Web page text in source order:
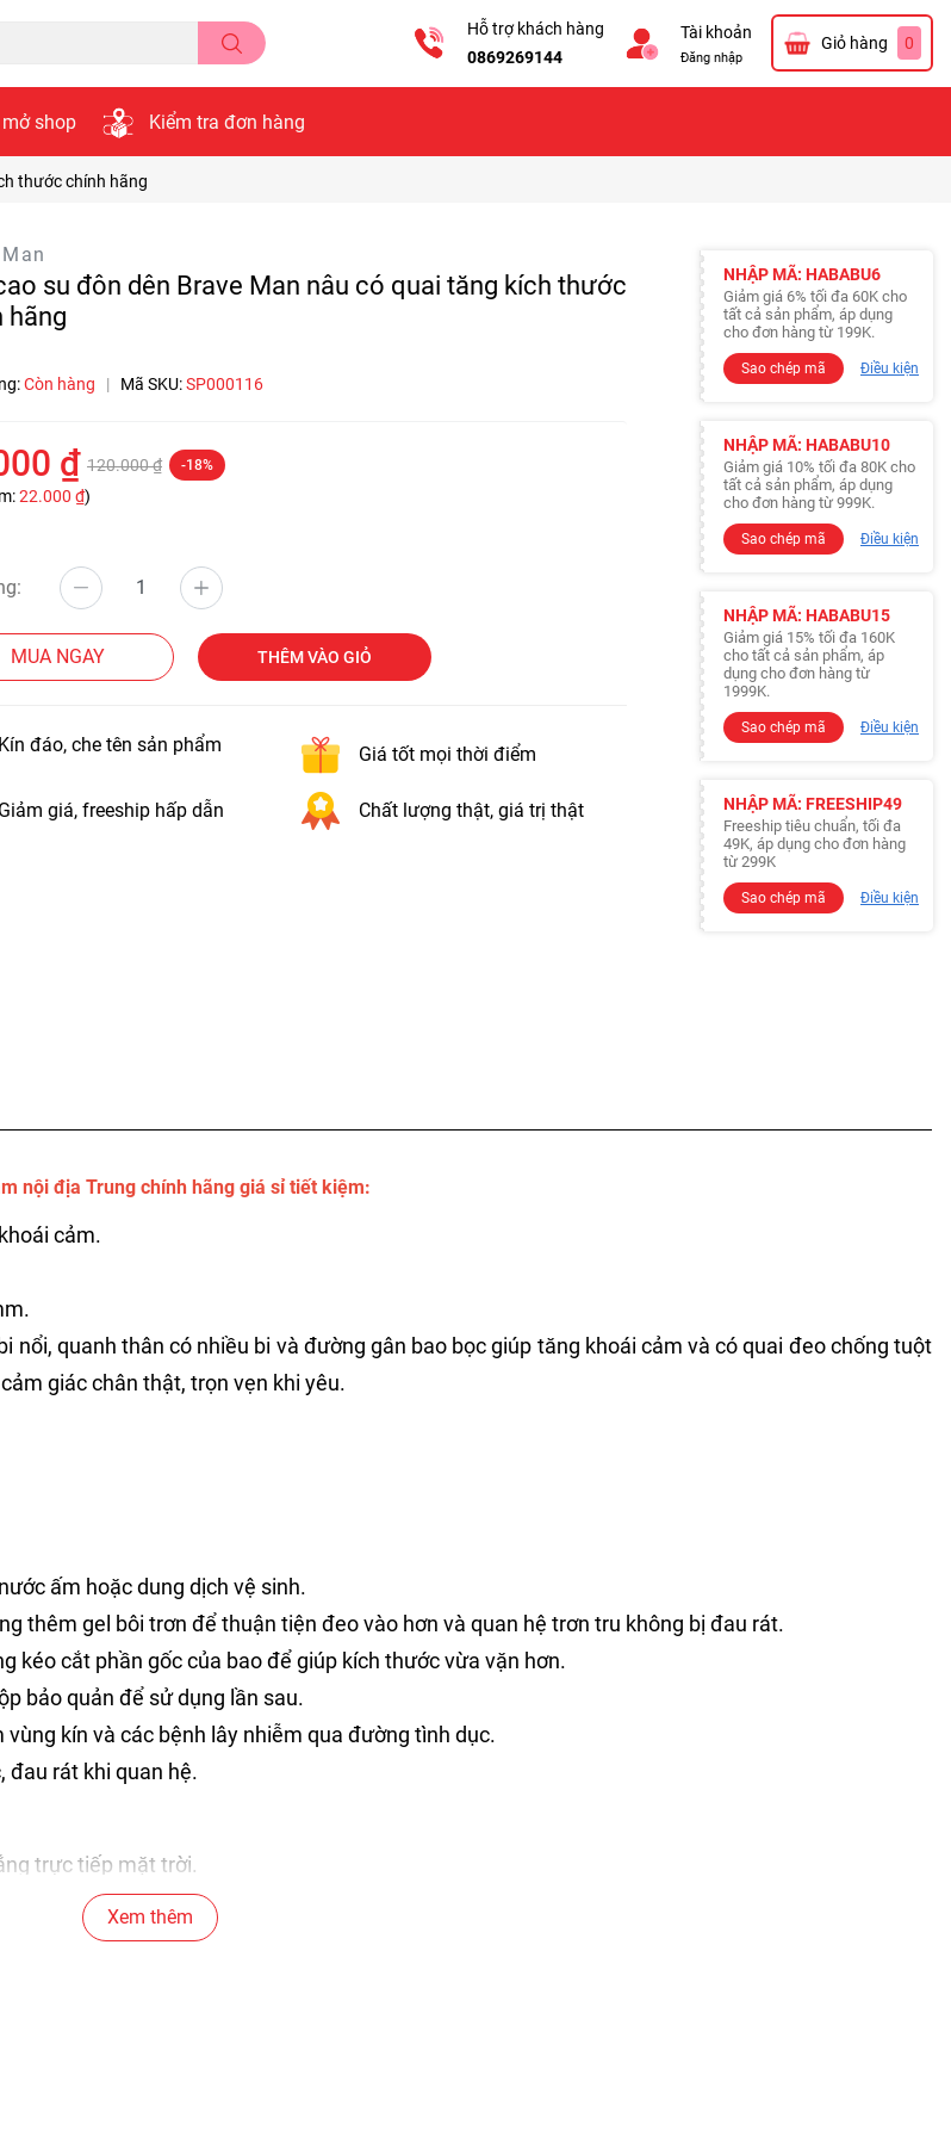
Hỗ trợ khách hàng
0869269144
Tài khoản
Đăng nhập
Giỏ hàng 0
shop Kiểm tra đơn hàng
thước chính hãng
su đôn dên Brave Man nâu có quai tăng kích thước
hãng
Còn hàng | Mã SKU:SP000116
₫ 120.000 ₫ -18%
22.000 ₫)
MUA NGAY THÊM VÀO GIỎ
Kín đáo, che tên sản phẩm Giá tốt mọi thời điểm
Giảm giá, freeship hấp dẫn Chất lượng thật, giá trị thật
NHẬP MÃ: HABABU6
Giảm giá 6% tối đa 60K cho
tất cả sản phẩm, áp dụng
cho đơn hàng từ 199K.
Sao chép mã Điều kiện
NHẬP MÃ: HABABU10
Giảm giá 10% tối đa 80K cho
tất cả sản phẩm, áp dụng
cho đơn hàng từ 999K.
Sao chép mã Điều kiện
NHẬP MÃ: HABABU15
Giảm giá 15% tối đa 160K
cho tất cả sản phẩm, áp
dụng cho đơn hàng từ
1999K.
Sao chép mã Điều kiện
NHẬP MÃ: FREESHIP49
Freeship tiêu chuẩn, tối đa
49K, áp dụng cho đơn hàng
từ 299K
Sao chép mã Điều kiện
nội địa Trung chính hãng giá sỉ tiết kiệm:
cảm.
quanh thân có nhiều bi và đường gân bao bọc giúp tăng khoái cảm và có quai đeo chống tuột
giác chân thật, trọn vẹn khi yêu.
ấm hoặc dung dịch vệ sinh.
thêm gel bôi trơn để thuận tiện đeo vào hơn và quan hệ trơn tru không bị đau rát.
kéo cắt phần gốc của bao để giúp kích thước vừa vặn hơn.
bảo quản để sử dụng lần sau.
kín và các bệnh lây nhiễm qua đường tình dục.
đau rát khi quan hệ.
trực tiếp mặt trời.
tốt nhất nha.
Xem thêm